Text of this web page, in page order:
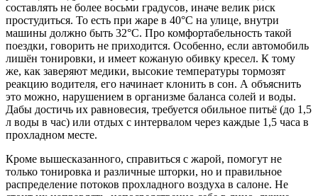
составлять не более восьми градусов, иначе велик риск
простудиться. То есть при жаре в 40°С на улице, внутри
машины должно быть 32°С. Про комфортабельность такой
поездки, говорить не приходится. Особенно, если автомобиль
лишён тонировки, и имеет кожаную обивку кресел. К тому
же, как заверяют медики, высокие температуры тормозят
реакцию водителя, его начинает клонить в сон. А объяснить
это можно, нарушением в организме баланса солей и воды.
Дабы достичь их равновесия, требуется обильное питьё (до 1,5
л воды в час) или отдых с интервалом через каждые 1,5 часа в
прохладном месте.
Кроме вышесказанного, справиться с жарой, помогут не
только тонировка и различные шторки, но и правильное
распределение потоков прохладного воздуха в салоне. Не